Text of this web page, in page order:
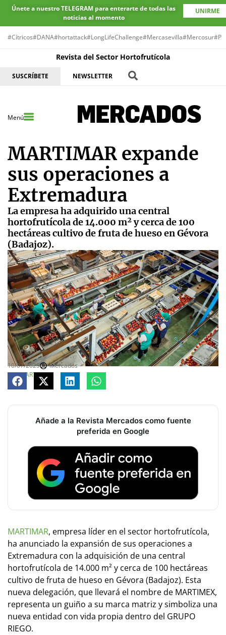
Únete a nuestro TELEGRAM para enterarte de todas las
noticias al momento
UNIRME
#Cítricos#DANA#hortattack#LongLifeChallenge#Mercasevilla#Mercosur
Revista del Sector Hortofrutícola
SUSCRÍBETE NEWSLETTER
Menú
MARTIMAR expande
sus operaciones a
Extremadura
La empresa ha adquirido una central
hortofrutícola de 14.000 m² y cerca de 100
hectáreas cultivo de fruta de hueso en Gévora
(Badajoz).
10/07/2025
Mercados
COMPARTE
Añade a la Revista Mercados como fuente
preferida en Google
MARTIMAR, empresa líder en el sector hortofrutícola,
ha anunciado la expansión de sus operaciones a
Extremadura con la adquisición de una central
hortofrutícola de 14.000 m² y cerca de 100 hectáreas
cultivo de fruta de hueso en Gévora (Badajoz). Esta
nueva delegación, que llevará el nombre de MARTIMEX,
representa un guiño a su marca matriz y simboliza una
nueva entidad con vida propia dentro del GRUPO
RIEGO.